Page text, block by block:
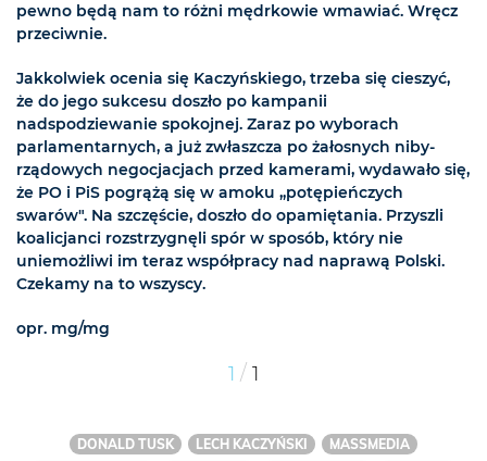
pewno będą nam to różni mędrkowie wmawiać. Wręcz
przeciwnie.
Jakkolwiek ocenia się Kaczyńskiego, trzeba się cieszyć,
że do jego sukcesu doszło po kampanii
nadspodziewanie spokojnej. Zaraz po wyborach
parlamentarnych, a już zwłaszcza po żałosnych niby-
rządowych negocjacjach przed kamerami, wydawało się,
że PO i PiS pogrążą się w amoku „potępieńczych
swarów". Na szczęście, doszło do opamiętania. Przyszli
koalicjanci rozstrzygnęli spór w sposób, który nie
uniemożliwi im teraz współpracy nad naprawą Polski.
Czekamy na to wszyscy.
opr. mg/mg
1 / 1
DONALD TUSK LECH KACZYŃSKI
MASSMEDIA